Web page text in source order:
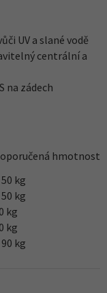
UV a slané vodě
centrální a
na zádech
hmotnost
kg
kg
kg
kg
kg